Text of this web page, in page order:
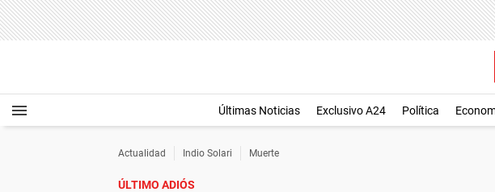
Últimas Noticias Exclusivo A24 Política
Actualidad Indio Solari Muerte
ÚLTIMO ADIÓS